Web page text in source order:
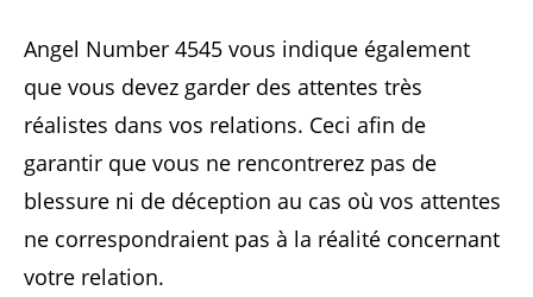
Angel Number 4545 vous indique également
que vous devez garder des attentes très
réalistes dans vos relations. Ceci afin de
garantir que vous ne rencontrerez pas de
blessure ni de déception au cas où vos attentes
ne correspondraient pas à la réalité concernant
votre relation.